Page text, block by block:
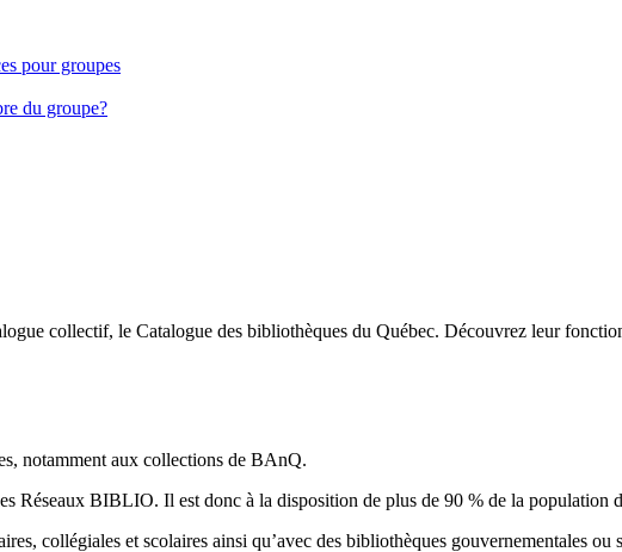
pour groupes
du groupe?
collectif, le Catalogue des bibliothèques du Québec. Découvrez leur
notamment aux collections de BAnQ.
Réseaux BIBLIO. Il est donc à la disposition de plus de 90 % de la population
collégiales et scolaires ainsi qu’avec des bibliothèques gouvernementales ou